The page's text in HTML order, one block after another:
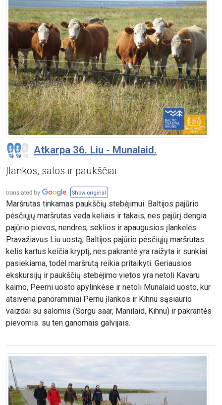
Atkarpa 36. Liu - Munalaid.
Įlankos, salos ir paukščiai
Show original
Maršrutas tinkamas paukščių stebėjimui. Baltijos pajūrio
pėsčiųjų maršrutas veda keliais ir takais, nes pajūrį dengia
pajūrio pievos, nendrės, seklios ir apaugusios įlankėlės.
Pravažiavus Liu uostą, Baltijos pajūrio pėsčiųjų maršrutas
kelis kartus keičia kryptį, nes pakrantė yra raižyta ir sunkiai
pasiekiama, todėl maršrutą reikia pritaikyti. Geriausios
ekskursijų ir paukščių stebėjimo vietos yra netoli Kavaru
kaimo, Peerni uosto apylinkėse ir netoli Munalaid uosto, kur
atsiveria panoraminiai Pernu įlankos ir Kihnu sąsiaurio
vaizdai su salomis (Sorgu saar, Manilaid, Kihnu) ir pakrantės
pievomis. su ten ganomais galvijais.